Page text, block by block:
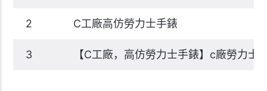
2 C工廠高仿勞力士手錶
3 【C工廠，高仿勞力士手錶】c廠勞力